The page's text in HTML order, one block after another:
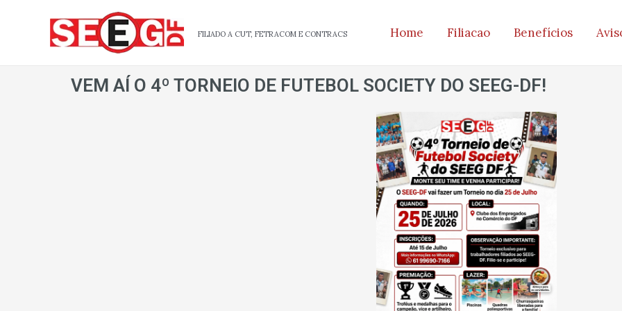
FILIADO A CUT, FETRACOM E CONTRACS Home Filiacao Benefícios
VEM AÍ O 4º TORNEIO DE FUTEBOL SOCIETY DO SEEG-DF!